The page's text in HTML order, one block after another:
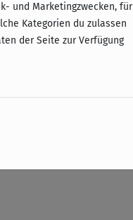
und Marketingzwecken, für
Kategorien du zulassen
der Seite zur Verfügung